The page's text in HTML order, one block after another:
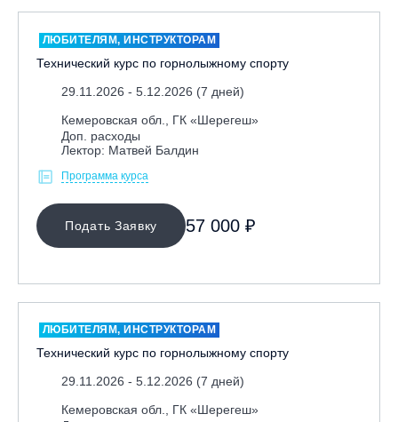
МЕСТО ПРОВЕДЕНИЯ
Байкальск, ГЛЦ «Гора Соболиная»
Вологодская обл., ГЛК "Ципина гора"
Грузия, ГК «Гудаури»
Дистанционно
Екатеринбург, ГЛЦ «Уктус»
Ижевск, КАО «Нечкино»
ЛЮБИТЕЛЯМ, ИНСТРУКТОРАМ
Технический курс по горнолыжному спорту
29.11.2026 - 5.12.2026 (7 дней)
Кемеровская обл., ГК «Шерегеш»
Доп. расходы
Лектор: Матвей Балдин
Программа курса
Подать Заявку 57 000 ₽
ЛЮБИТЕЛЯМ, ИНСТРУКТОРАМ
Технический курс по горнолыжному спорту
29.11.2026 - 5.12.2026 (7 дней)
Кемеровская обл., ГК «Шерегеш»